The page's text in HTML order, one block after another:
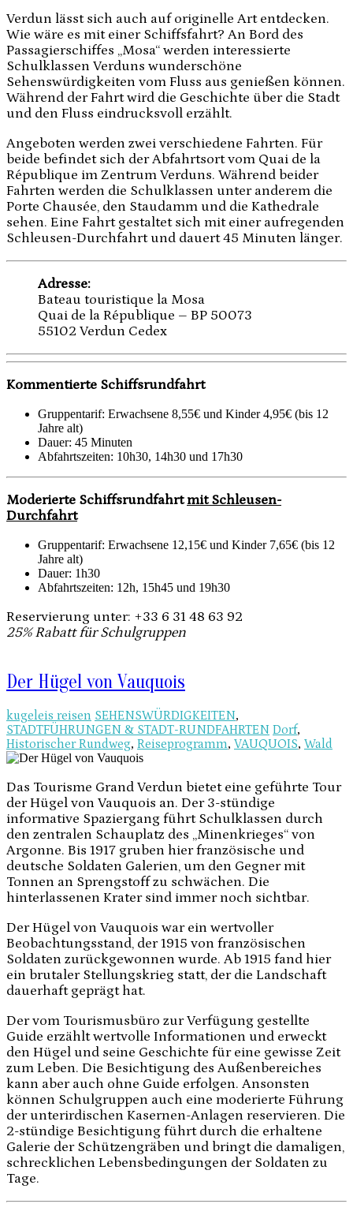
Verdun lässt sich auch auf originelle Art entdecken.
Wie wäre es mit einer Schiffsfahrt? An Bord des
Passagierschiffes „Mosa“ werden interessierte
Schulklassen Verduns wunderschöne
Sehenswürdigkeiten vom Fluss aus genießen können.
Während der Fahrt wird die Geschichte über die Stadt
und den Fluss eindrucksvoll erzählt.
Angeboten werden zwei verschiedene Fahrten. Für
beide befindet sich der Abfahrtsort vom Quai de la
République im Zentrum Verduns. Während beider
Fahrten werden die Schulklassen unter anderem die
Porte Chausée, den Staudamm und die Kathedrale
sehen. Eine Fahrt gestaltet sich mit einer aufregenden
Schleusen-Durchfahrt und dauert 45 Minuten länger.
Adresse:
Bateau touristique la Mosa
Quai de la République – BP 50073
55102 Verdun Cedex
Kommentierte Schiffsrundfahrt
Gruppentarif: Erwachsene 8,55€ und Kinder 4,95€ (bis 12
Jahre alt)
Dauer: 45 Minuten
Abfahrtszeiten: 10h30, 14h30 und 17h30
Moderierte Schiffsrundfahrtmit Schleusen-
Durchfahrt
Gruppentarif: Erwachsene 12,15€ und Kinder 7,65€ (bis 12
Jahre alt)
Dauer: 1h30
Abfahrtszeiten: 12h, 15h45 und 19h30
Reservierung unter: +33 6 31 48 63 92
25% Rabatt für Schulgruppen
Der Hügel von Vauquois
kugeleis reisen SEHENSWÜRDIGKEITEN,
STADTFÜHRUNGEN & STADT-RUNDFAHRTEN Dorf,
Historischer Rundweg, Reiseprogramm, VAUQUOIS, Wald
Das Tourisme Grand Verdun bietet eine geführte Tour
der Hügel von Vauquois an. Der 3-stündige
informative Spaziergang führt Schulklassen durch
den zentralen Schauplatz des „Minenkrieges“ von
Argonne. Bis 1917 gruben hier französische und
deutsche Soldaten Galerien, um den Gegner mit
Tonnen an Sprengstoff zu schwächen. Die
hinterlassenen Krater sind immer noch sichtbar.
Der Hügel von Vauquois war ein wertvoller
Beobachtungsstand, der 1915 von französischen
Soldaten zurückgewonnen wurde. Ab 1915 fand hier
ein brutaler Stellungskrieg statt, der die Landschaft
dauerhaft geprägt hat.
Der vom Tourismusbüro zur Verfügung gestellte
Guide erzählt wertvolle Informationen und erweckt
den Hügel und seine Geschichte für eine gewisse Zeit
zum Leben. Die Besichtigung des Außenbereiches
kann aber auch ohne Guide erfolgen. Ansonsten
können Schulgruppen auch eine moderierte Führung
der unterirdischen Kasernen-Anlagen reservieren. Die
2-stündige Besichtigung führt durch die erhaltene
Galerie der Schützengräben und bringt die damaligen,
schrecklichen Lebensbedingungen der Soldaten zu
Tage.